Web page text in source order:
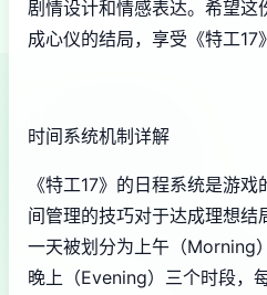
剧情设计和情感表达。希望这
成心仪的结局，享受《特工17
时间系统机制详解
《特工17》的日程系统是游
间管理的技巧对于达成理想结
一天被划分为上午（Morning
晚上（Evening）三个时段，